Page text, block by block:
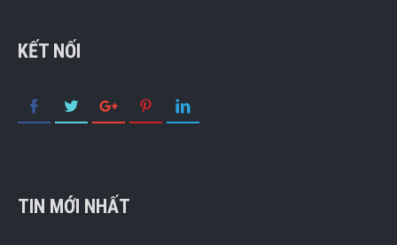
KẾT NỐI
TIN MỚI NHẤT